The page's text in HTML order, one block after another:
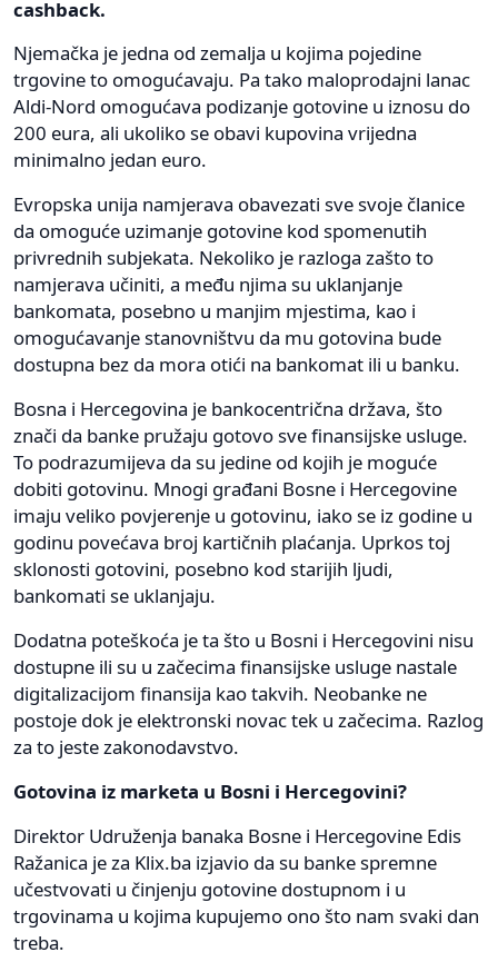
cashback.
Njemačka je jedna od zemalja u kojima pojedine
trgovine to omogućavaju. Pa tako maloprodajni lanac
Aldi-Nord omogućava podizanje gotovine u iznosu do
200 eura, ali ukoliko se obavi kupovina vrijedna
minimalno jedan euro.
Evropska unija namjerava obavezati sve svoje članice
da omoguće uzimanje gotovine kod spomenutih
privrednih subjekata. Nekoliko je razloga zašto to
namjerava učiniti, a među njima su uklanjanje
bankomata, posebno u manjim mjestima, kao i
omogućavanje stanovništvu da mu gotovina bude
dostupna bez da mora otići na bankomat ili u banku.
Bosna i Hercegovina je bankocentrična država, što
znači da banke pružaju gotovo sve finansijske usluge.
To podrazumijeva da su jedine od kojih je moguće
dobiti gotovinu. Mnogi građani Bosne i Hercegovine
imaju veliko povjerenje u gotovinu, iako se iz godine u
godinu povećava broj kartičnih plaćanja. Uprkos toj
sklonosti gotovini, posebno kod starijih ljudi,
bankomati se uklanjaju.
Dodatna poteškoća je ta što u Bosni i Hercegovini nisu
dostupne ili su u začecima finansijske usluge nastale
digitalizacijom finansija kao takvih. Neobanke ne
postoje dok je elektronski novac tek u začecima. Razlog
za to jeste zakonodavstvo.
Gotovina iz marketa u Bosni i Hercegovini?
Direktor Udruženja banaka Bosne i Hercegovine Edis
Ražanica je za Klix.ba izjavio da su banke spremne
učestvovati u činjenju gotovine dostupnom i u
trgovinama u kojima kupujemo ono što nam svaki dan
treba.